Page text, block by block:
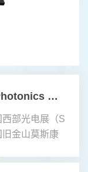
2025美国西部光电展（SPIE Photonics West 2025）
部光电展（S
旧金山莫斯康
材料、光谱仪